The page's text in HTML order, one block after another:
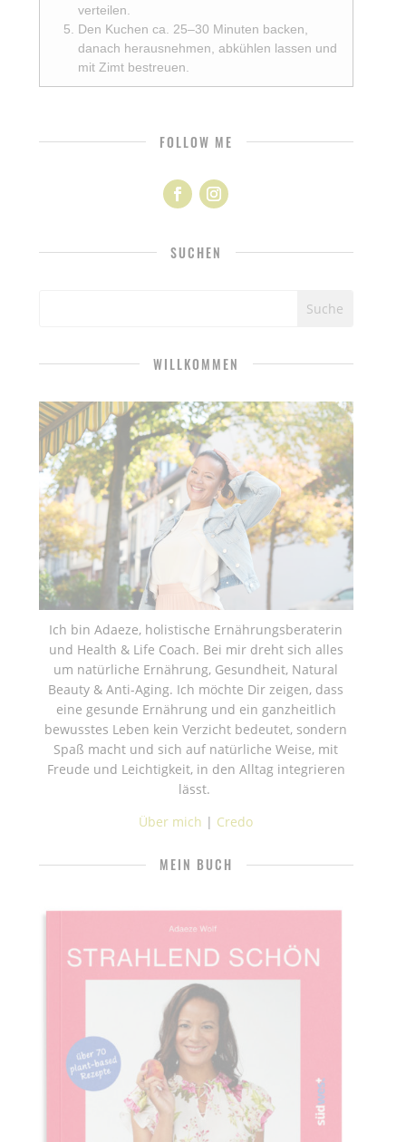
verteilen.
Den Kuchen ca. 25–30 Minuten backen,
danach herausnehmen, abkühlen lassen und
mit Zimt bestreuen.
FOLLOW ME
SUCHEN
WILLKOMMEN
Ich bin Adaeze, holistische Ernährungsberaterin
und Health & Life Coach. Bei mir dreht sich alles
um natürliche Ernährung, Gesundheit, Natural
Beauty & Anti-Aging. Ich möchte Dir zeigen, dass
eine gesunde Ernährung und ein ganzheitlich
bewusstes Leben kein Verzicht bedeutet, sondern
Spaß macht und sich auf natürliche Weise, mit
Freude und Leichtigkeit, in den Alltag integrieren
lässt.
Über mich | Credo
MEIN BUCH